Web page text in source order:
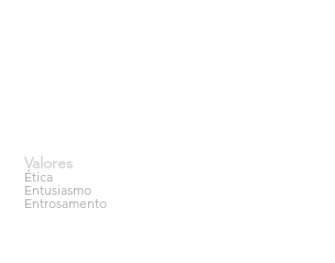
Valores
Ética
Entusiasmo
Entrosamento